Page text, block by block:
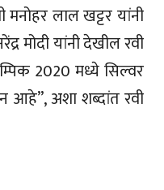
लाल खट्टर यांनी
मोदी यांनी देखील रवी
2020 मध्ये सिल्वर
आहे”, अशा शब्दांत रवी